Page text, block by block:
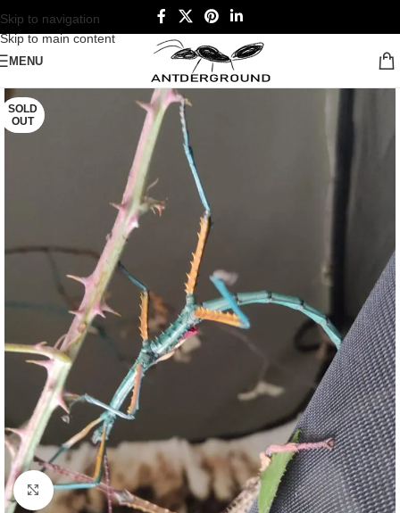
Skip to navigation
Skip to main content
MENU
SOLD
OUT
Click to enlarge